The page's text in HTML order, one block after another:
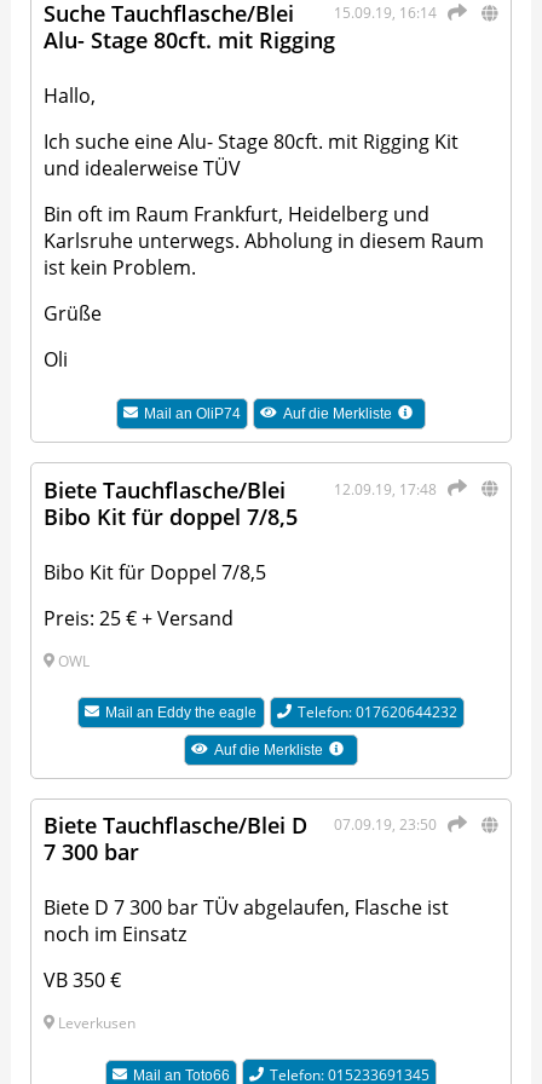
15.09.19, 16:14
Suche Tauchflasche/Blei
Alu- Stage 80cft. mit Rigging
Hallo,
Ich suche eine Alu- Stage 80cft. mit Rigging Kit
und idealerweise TÜV
Bin oft im Raum Frankfurt, Heidelberg und
Karlsruhe unterwegs. Abholung in diesem Raum
ist kein Problem.
Grüße
Oli
Mail an OliP74 Auf die Merkliste
12.09.19, 17:48
Biete Tauchflasche/Blei
Bibo Kit für doppel 7/8,5
Bibo Kit für Doppel 7/8,5
Preis: 25 € + Versand
OWL
Mail an Eddy the eagle Telefon: 017620644232
Auf die Merkliste
07.09.19, 23:50
Biete Tauchflasche/Blei D
7 300 bar
Biete D 7 300 bar TÜv abgelaufen, Flasche ist
noch im Einsatz
VB 350 €
Leverkusen
Mail an Toto66 Telefon: 015233691345